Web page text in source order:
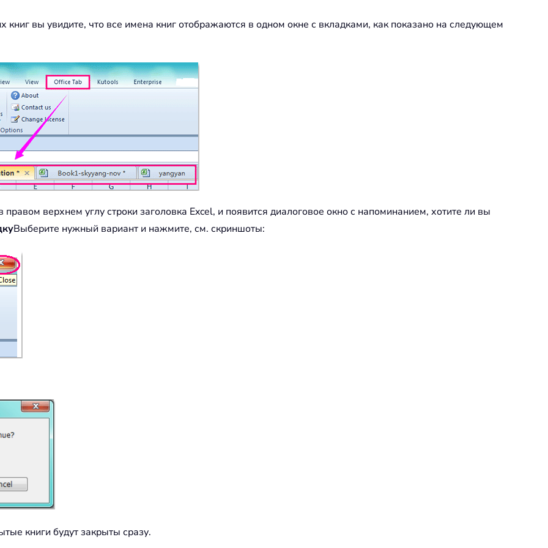
книг вы увидите, что все имена книг отображаются в одном окне с вкладками, как показано на следующем
правом верхнем углу строки заголовка Excel, и появится диалоговое окно с напоминанием, хотите ли вы
Выберите нужный вариант и нажмите, см. скриншоты:
книги будут закрыты сразу.